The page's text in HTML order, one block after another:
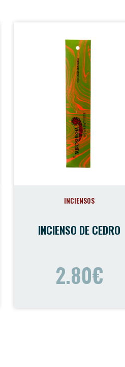
INCIENSOS
INCIENSO DE CEDRO
2.80€